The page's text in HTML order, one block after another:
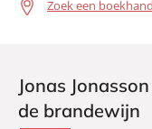
Zoek een
Jonas
de brandewijn